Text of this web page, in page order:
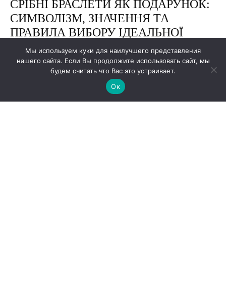
Мы используем куки для наилучшего представления
нашего сайта. Если Вы продолжите использовать сайт, мы
будем считать что Вас это устраивает.
Ок